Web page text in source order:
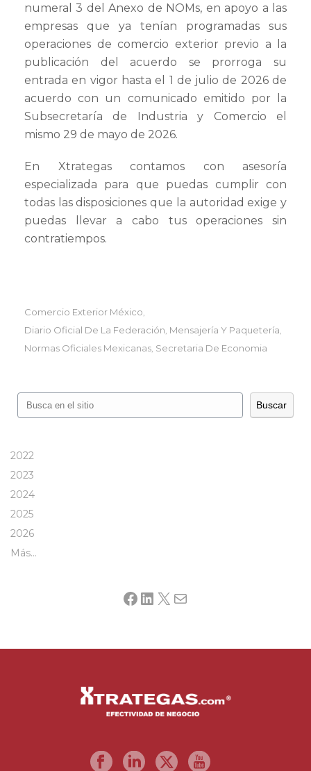
numeral 3 del Anexo de NOMs, en apoyo a las
empresas que ya tenían programadas sus
operaciones de comercio exterior previo a la
publicación del acuerdo se prorroga su
entrada en vigor hasta el 1 de julio de 2026 de
acuerdo con un comunicado emitido por la
Subsecretaría de Industria y Comercio el
mismo 29 de mayo de 2026.
En Xtrategas contamos con asesoría
especializada para que puedas cumplir con
todas las disposiciones que la autoridad exige y
puedas llevar a cabo tus operaciones sin
contratiempos.
Comercio Exterior México
Diario Oficial De La Federación Mensajería Y Paquetería
Normas Oficiales Mexicanas Secretaria De Economia
Buscar Buscar
2022
2023
2024
2025
2026
Más…
Facebook
LinkedIn
X Mail